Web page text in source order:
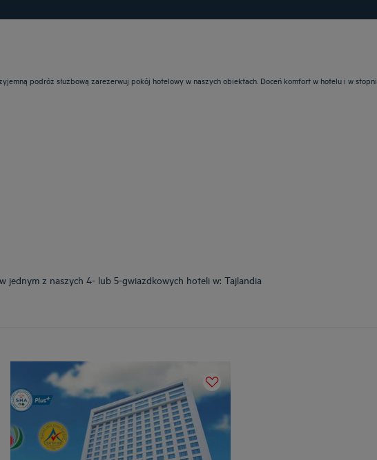
podróż służbową zarezerwuj pokój hotelowy w naszych obiektach. Doceń komfort w hotelu i w
jednym z naszych 4- lub 5-gwiazdkowych hoteli w: Tajlandia